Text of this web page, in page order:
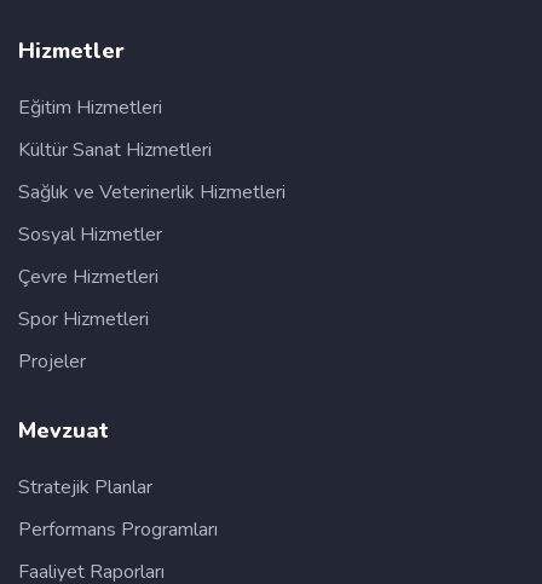
Hizmetler
Eğitim Hizmetleri
Kültür Sanat Hizmetleri
Sağlık ve Veterinerlik Hizmetleri
Sosyal Hizmetler
Çevre Hizmetleri
Spor Hizmetleri
Projeler
Mevzuat
Stratejik Planlar
Performans Programları
Faaliyet Raporları